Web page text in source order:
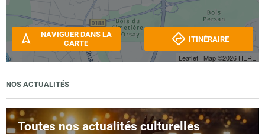
Leaflet | Map ©2026 HERE
NAVIGUER DANS LA
CARTE
ITINÉRAIRE
NOS ACTUALITÉS
Toutes nos actualités culturelles